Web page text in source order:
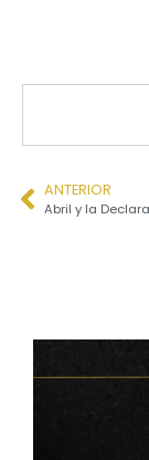
ANTERIOR